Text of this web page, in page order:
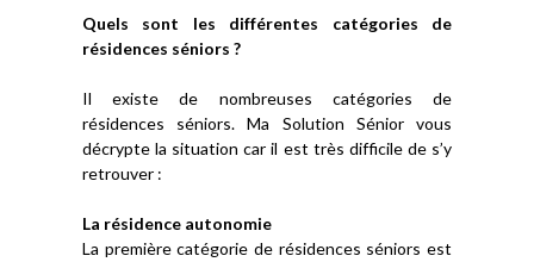
Quels sont les différentes catégories de
résidences séniors ?
Il existe de nombreuses catégories de
résidences séniors. Ma Solution Sénior vous
décrypte la situation car il est très difficile de s’y
retrouver :
La résidence autonomie
La première catégorie de résidences séniors est